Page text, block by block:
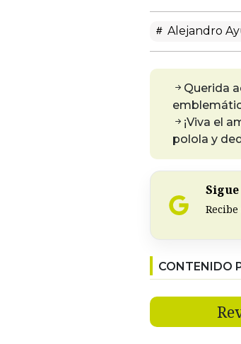
Alejandro
Querida
¡Viva el
polola y
CONTENIDO